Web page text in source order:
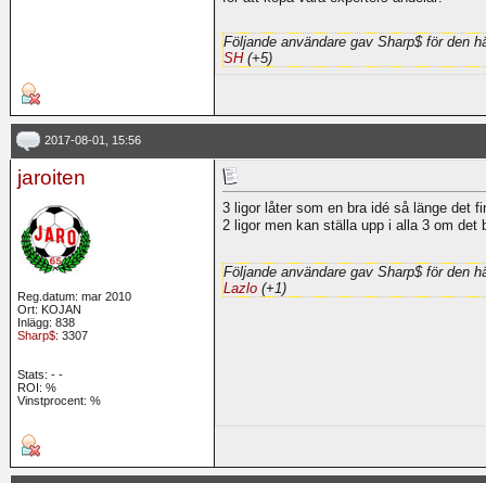
Följande användare gav Sharp$ för den
SH(+5)
2017-08-01, 15:56
jaroiten
Reg.datum: mar 2010
Ort: KOJAN
Inlägg: 838
Sharp$: 3307
Stats: - -
ROI: %
Vinstprocent: %
3 ligor låter som en bra idé så länge det
2 ligor men kan ställa upp i alla 3 om
Följande användare gav Sharp$ för den
Lazlo (+1)